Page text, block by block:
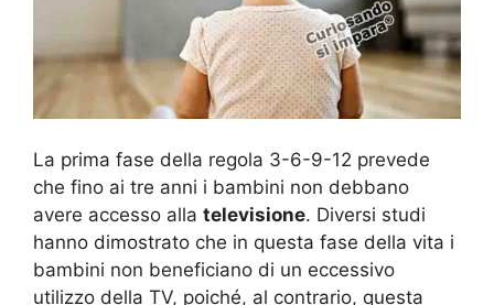
La prima fase della regola 3-6-9-12 prevede
che fino ai tre anni i bambini non debbano
avere accesso alla televisione. Diversi studi
hanno dimostrato che in questa fase della vita i
bambini non beneficiano di un eccessivo
utilizzo della TV, poiché, al contrario, questa